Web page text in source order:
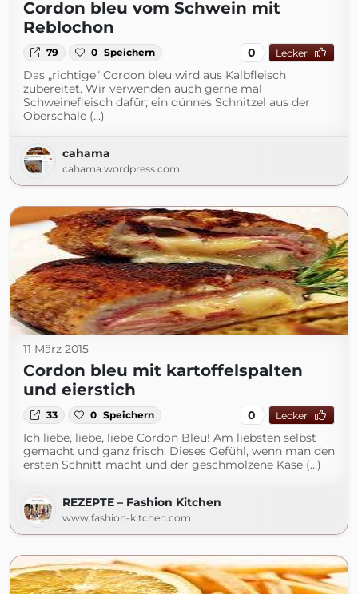
Cordon bleu vom Schwein mit
Reblochon
79 0 Speichern 0 Lecker
Das „richtige“ Cordon bleu wird aus Kalbfleisch
zubereitet. Wir verwenden auch gerne mal
Schweinefleisch dafür; ein dünnes Schnitzel aus der
Oberschale (...)
cahama
cahama.wordpress.com
11 März 2015
Cordon bleu mit kartoffelspalten
und eierstich
33 0 Speichern 0 Lecker
Ich liebe, liebe, liebe Cordon Bleu! Am liebsten selbst
gemacht und ganz frisch. Dieses Gefühl, wenn man den
ersten Schnitt macht und der geschmolzene Käse (...)
REZEPTE – Fashion Kitchen
www.fashion-kitchen.com